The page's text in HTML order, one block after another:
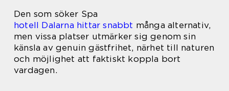
Den som söker Spa
hotell Dalarna hittar snabbt många alternativ,
men vissa platser utmärker sig genom sin
känsla av genuin gästfrihet, närhet till naturen
och möjlighet att faktiskt koppla bort
vardagen.